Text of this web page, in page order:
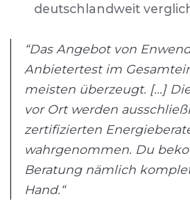
deutschlandweit
“Das Angebot von
Anbietertest im
meisten überzeugt. [...]
vor Ort werden
zertifizierten
wahrgenommen. Du
Beratung nämlich
Hand.“